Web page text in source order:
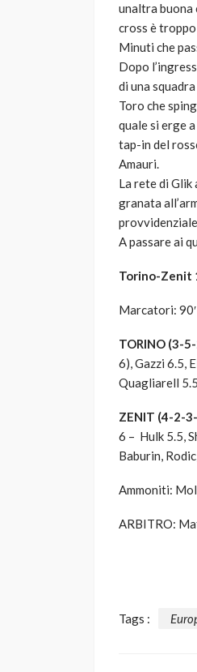
unaltra buona
cross è
Minuti che
Dopo
di una
Toro che
quale si erge
tap-in del
Amauri.
La rete di Glik
granata
A passare ai
Torino-Zenit
Marcatori:
TORINO (3-
6), Gazzi 6.5,
Quagliarell
ZENIT (4-2-
6 – Hulk 5.5,
Baburin,
Ammoniti:
ARBITRO:
Tags :